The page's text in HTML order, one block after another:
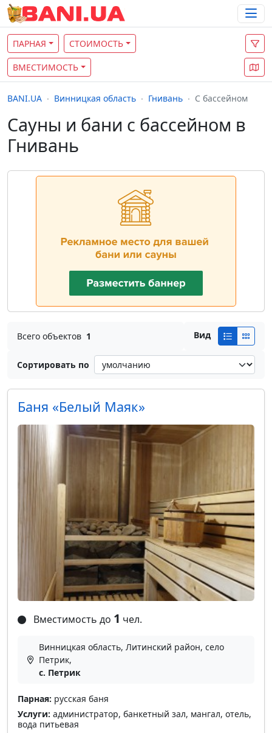
ПАРНАЯ СТОИМОСТЬ
ВМЕСТИМОСТЬ
BANI.UA Винницкая область Гнивань С бассейном
Сауны и бани с бассейном в
Гнивань
Всего объектов 1 Вид
Сортировать по
Баня «Белый Маяк»
Вместимость до 1 чел.
Винницкая область, Литинский район, село
Петрик,
с. Петрик
Парная: русская баня
Услуги: администратор, банкетный зал, мангал, отель,
вода питьевая